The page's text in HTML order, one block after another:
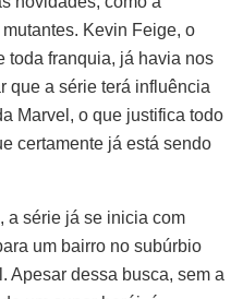
Kevin Feige, o
toda franquia, já havia nos
que a série terá influência
Marvel, o que justifica todo
certamente já está sendo
a série já se inicia com
um bairro no subúrbio
Apesar dessa busca, sem a